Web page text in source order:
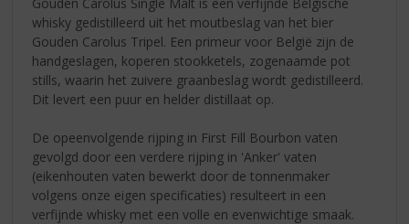
whisky gedistilleerd uit het moutbeslag van het bier
Gouden Carolus Tripel. Een primeur voor België zijn de
handgeslagen, koperen stookketels, zogenaamde pot
stills, waarin het zuivere graanbeslag wordt gedistilleerd.
Dit levert een puur en helder distillaat op.
De opeenvolgende rijping in First Fill Bourbon vaten
gevolgd door een verdere rijping in 'Anker' vaten
(eikenhouten vaten bewerkt door de tonnenmaker
volgens onze eigen specificaties) resulteert in een
verfijnde whisky met een volle en evenwichtige smaak.